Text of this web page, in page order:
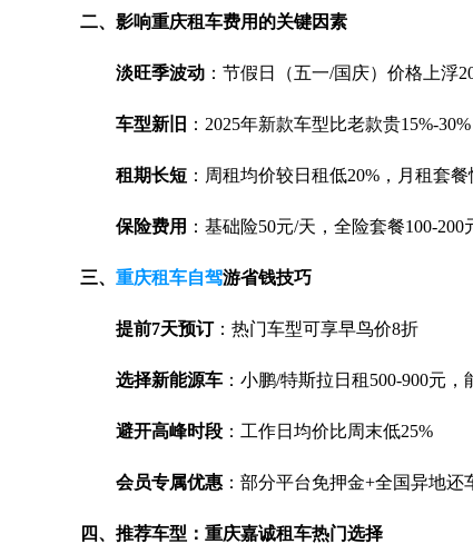
二、影响重庆租车费用的关键因素
淡旺季波动 ：节假日（五一/国庆）价格上浮
车型新旧 ：2025年新款车型比老款贵15%-30%
租期长短 ：周租均价较日租低20%，月租套
保险费用 ：基础险50元/天，全险套餐100-200
三、 重庆租车自驾游省钱技巧
提前7天预订：热门车型可享早鸟价8折
选择新能源车 ：小鹏/特斯拉日租500-900元，
避开高峰时段 ：工作日均价比周末低25%
会员专属优惠 ：部分平台免押金+全国异地还
四、推荐车型：重庆嘉诚租车热门选择